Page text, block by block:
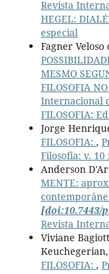
Revista
HEGEL:
especial
Fagner
MESMO
FILOSOFIA
Internacional
FILOSOFIA:
Jorge
FILOSOFIA: ,
Filosofia: v. 10
Anderson
MENTE:
[doi:10.7443/
Revista
Viviane
Keuchegerian,
FILOSOFIA: ,